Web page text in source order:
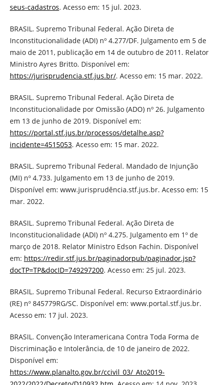
seus-cadastros. Acesso em: 15 jul. 2023.
BRASIL. Supremo Tribunal Federal. Ação Direta de
Inconstitucionalidade (ADI) nº 4.277/DF. Julgamento em 5 de
maio de 2011, publicação em 14 de outubro de 2011. Relator
Ministro Ayres Britto. Disponível em:
https://jurisprudencia.stf.jus.br/. Acesso em: 15 mar. 2022.
BRASIL. Supremo Tribunal Federal. Ação Direta de
Inconstitucionalidade por Omissão (ADO) nº 26. Julgamento
em 13 de junho de 2019. Disponível em:
https://portal.stf.jus.br/processos/detalhe.asp?
incidente=4515053. Acesso em: 15 mar. 2022.
BRASIL. Supremo Tribunal Federal. Mandado de Injunção
(MI) nº 4.733. Julgamento em 13 de junho de 2019.
Disponível em: www.jurisprudência.stf.jus.br. Acesso em: 15
mar. 2022.
BRASIL. Supremo Tribunal Federal. Ação Direta de
Inconstitucionalidade (ADI) nº 4.275. Julgamento em 1º de
março de 2018. Relator Ministro Edson Fachin. Disponível
em: https://redir.stf.jus.br/paginadorpub/paginador.jsp?
docTP=TP&docID=749297200. Acesso em: 25 jul. 2023.
BRASIL. Supremo Tribunal Federal. Recurso Extraordinário
(RE) nº 845779RG/SC. Disponível em: www.portal.stf.jus.br.
Acesso em: 17 jul. 2023.
BRASIL. Convenção Interamericana Contra Toda Forma de
Discriminação e Intolerância, de 10 de janeiro de 2022.
Disponível em:
https://www.planalto.gov.br/ccivil_03/_Ato2019-